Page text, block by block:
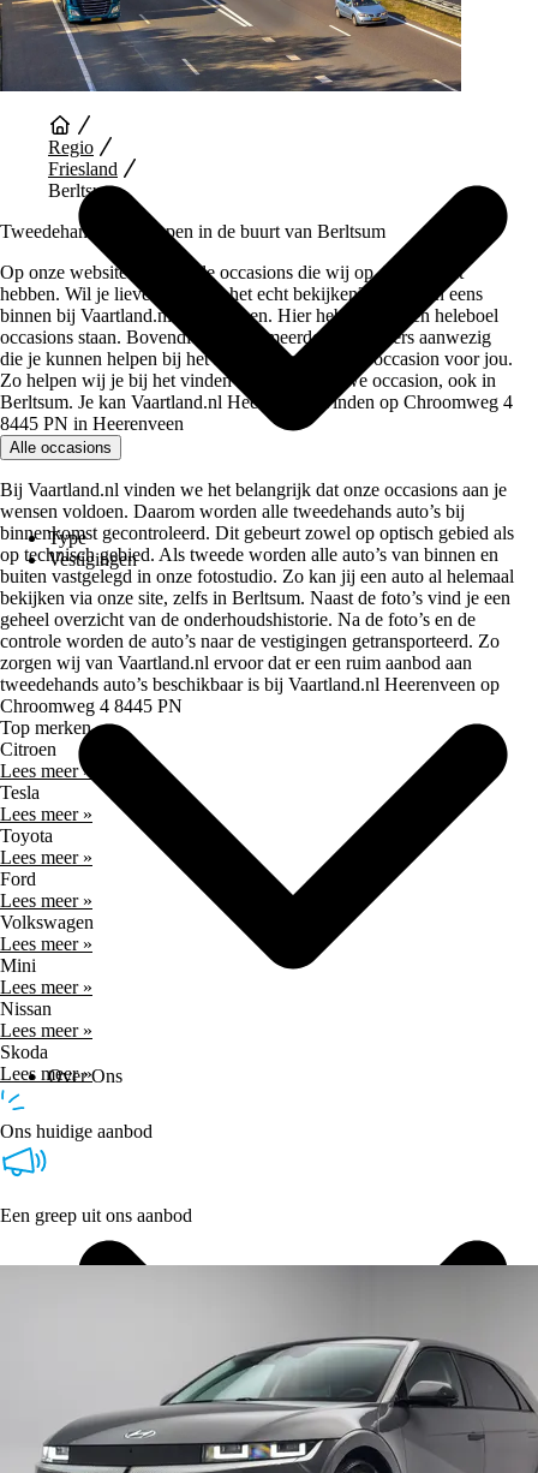
Auto Diensten
Type
Vestigingen
Over Ons
Regio
Friesland
Berltsum
Tweedehands auto kopen in de buurt van Berltsum
Op onze website vind je alle occasions die wij op dit moment
hebben. Wil je liever auto’s in het echt bekijken? Loop dan eens
binnen bij Vaartland.nl Heerenveen. Hier hebben we een heleboel
occasions staan. Bovendien zijn er meerdere verkopers aanwezig
die je kunnen helpen bij het kiezen voor de beste occasion voor jou.
Zo helpen wij je bij het vinden van jouw nieuwe occasion, ook in
Berltsum. Je kan Vaartland.nl Heerenveen vinden op Chroomweg 4
8445 PN in Heerenveen
Alle occasions
Bij Vaartland.nl vinden we het belangrijk dat onze occasions aan je
wensen voldoen. Daarom worden alle tweedehands auto’s bij
binnenkomst gecontroleerd. Dit gebeurt zowel op optisch gebied als
op technisch gebied. Als tweede worden alle auto’s van binnen en
buiten vastgelegd in onze fotostudio. Zo kan jij een auto al helemaal
bekijken via onze site, zelfs in Berltsum. Naast de foto’s vind je een
geheel overzicht van de onderhoudshistorie. Na de foto’s en de
controle worden de auto’s naar de vestigingen getransporteerd. Zo
zorgen wij van Vaartland.nl ervoor dat er een ruim aanbod aan
tweedehands auto’s beschikbaar is bij Vaartland.nl Heerenveen op
Chroomweg 4 8445 PN
Top merken
Citroen
Lees meer »
Tesla
Lees meer »
Toyota
Lees meer »
Ford
Lees meer »
Volkswagen
Lees meer »
Mini
Lees meer »
Nissan
Lees meer »
Skoda
Lees meer »
Ons huidige aanbod
Een greep uit ons aanbod